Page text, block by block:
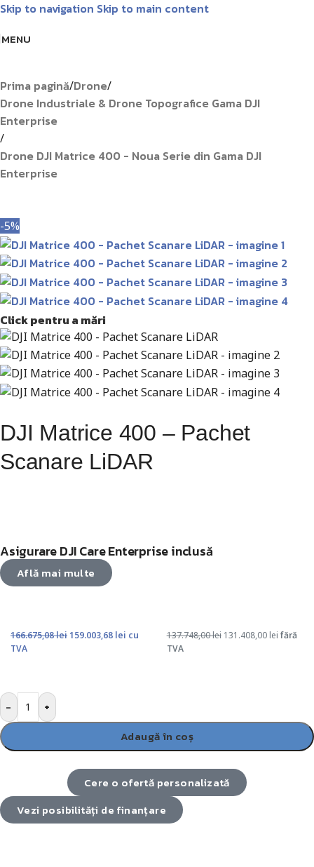
Skip to navigation Skip to main content
MENU
Prima pagină/Drone/
Drone Industriale & Drone Topografice Gama DJI
Enterprise
/
Drone DJI Matrice 400 - Noua Serie din Gama DJI
Enterprise
-5%
Click pentru a mări
DJI Matrice 400 – Pachet
Scanare LiDAR
Asigurare DJI Care Enterprise inclusă
Află mai multe
137.748,00lei 131.408,00 lei fără
TVA
166.675,08lei 159.003,68 lei cu
TVA
-
+
Adaugă în coș
Cere o ofertă personalizată
Vezi posibilități de finanțare